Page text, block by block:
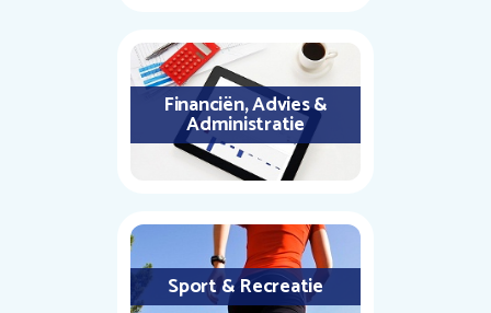
Financiën, Advies &
Administratie
Sport & Recreatie